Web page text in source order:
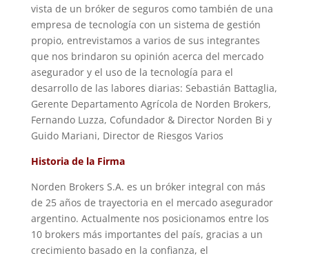
vista de un bróker de seguros como también de una
empresa de tecnología con un sistema de gestión
propio, entrevistamos a varios de sus integrantes
que nos brindaron su opinión acerca del mercado
asegurador y el uso de la tecnología para el
desarrollo de las labores diarias: Sebastián Battaglia,
Gerente Departamento Agrícola de Norden Brokers,
Fernando Luzza, Cofundador & Director Norden Bi y
Guido Mariani, Director de Riesgos Varios
Historia de la Firma
Norden Brokers S.A. es un bróker integral con más
de 25 años de trayectoria en el mercado asegurador
argentino. Actualmente nos posicionamos entre los
10 brokers más importantes del país, gracias a un
crecimiento basado en la confianza, el